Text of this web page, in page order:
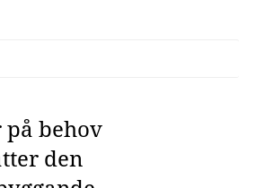
på behov
den